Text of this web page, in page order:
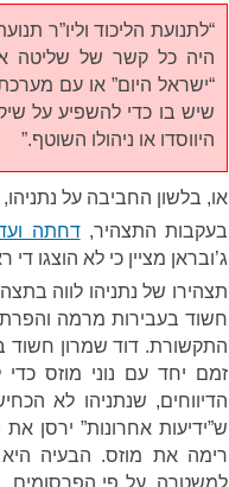
“לתנועת הליכוד וליו”ר
היה כל קשר של שליטה
“ישראל היום” או עם
שיש בו כדי להשפיע על
היווסדו או ניהולו השוטף.”
או, בלשון החביבה על נתניהו,
בעקבות התצהיר,דחתה
ג’ובראן מציין כי לא הוצגו
תצהירו של נתניהו לווה
חשוד בעבירות מרמה
זמם יחד עם נוני מוזס
הדיווחים, שנתניהו לא
ש”ידיעות אחרונות” ירסן
רימה את מוזס. הבעיה
למשטרה, על פי הפרסומים,